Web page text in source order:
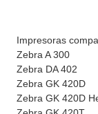
Impresoras
Zebra A 300
Zebra DA 402
Zebra GK 420D
Zebra GK 420D